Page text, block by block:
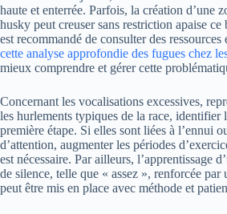
haute et enterrée. Parfois, la création d’une
husky peut creuser sans restriction apaise
est recommandé de consulter des ressources
cette analyse approfondie des fugues chez
mieux comprendre et gérer cette
Concernant les vocalisations excessives,
les hurlements typiques de la race, identifier
première étape. Si elles sont liées à l’ennui
d’attention, augmenter les périodes
est nécessaire. Par ailleurs, l’apprentissage
de silence, telle que « assez », renforcée par
peut être mis en place avec méthode et